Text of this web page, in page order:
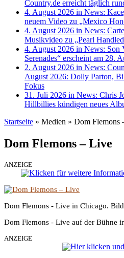
Country.de erreicht täglich
4. August 2026 in News:
neuem Video zu „Mexico
4. August 2026 in News:
Musikvideo zu „Pearl
4. August 2026 in News: Son
Serenades“ erscheint am 28.
2. August 2026 in News:
August 2026: Dolly Parton,
Fokus
31. Juli 2026 in News: Chris
Hillbillies kündigen neues
Startseite » Medien » Dom Flemons
Dom Flemons – Live
ANZEIGE
Dom Flemons - Live in Chicago.
Dom Flemons - Live auf der Bühne
ANZEIGE